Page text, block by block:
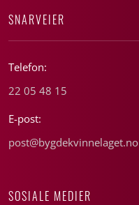
SNARVEIER
Telefon:
22 05 48 15
E-post:
post@bygdekvinnelaget.no
SOSIALE MEDIER